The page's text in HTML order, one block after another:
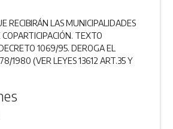
RECIBIRÁN LAS MUNICIPALIDADES
TEXTO
1069/95. DEROGA EL
1980 (VER LEYES 13612 ART.35 Y